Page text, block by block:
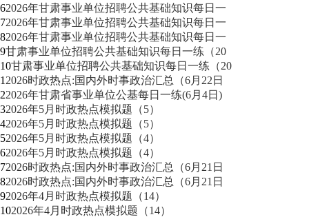
62026年甘肃事业单位招聘公共基础知识每日一
72026年甘肃事业单位招聘公共基础知识每日一
82026年甘肃事业单位招聘公共基础知识每日一
9甘肃事业单位招聘公共基础知识每日一练（20
10甘肃事业单位招聘公共基础知识每日一练（20
1 2026时政热点:国内外时事政治汇总（6月22日
22026年甘肃省事业单位公基每日一练(6月4日)
32026年5月时政热点模拟题（5）
42026年5月时政热点模拟题（5）
52026年5月时政热点模拟题（4）
62026年5月时政热点模拟题（4）
72026时政热点:国内外时事政治汇总（6月21日
82026时政热点:国内外时事政治汇总（6月21日
92026年4月时政热点模拟题（14）
102026年4月时政热点模拟题（14）